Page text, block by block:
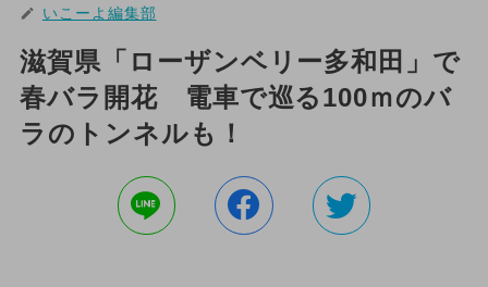
いこーよ編集部
滋賀県「ローザンベリー多和田」で
春バラ開花 電車で巡る100ｍのバ
ラのトンネルも！